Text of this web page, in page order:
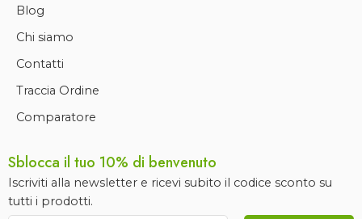
Blog
Chi siamo
Contatti
Traccia Ordine
Comparatore
Sblocca il tuo 10% di benvenuto
Iscriviti alla newsletter e ricevi subito il codice sconto su
tutti i prodotti.